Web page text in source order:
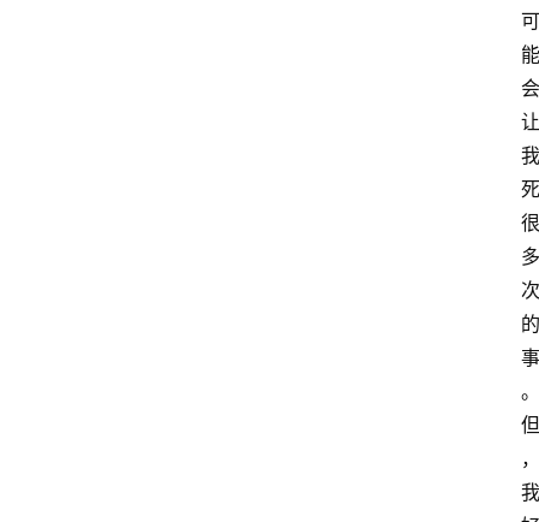
可
能
会
让
我
死
很
多
次
的
事
。
但
，
我